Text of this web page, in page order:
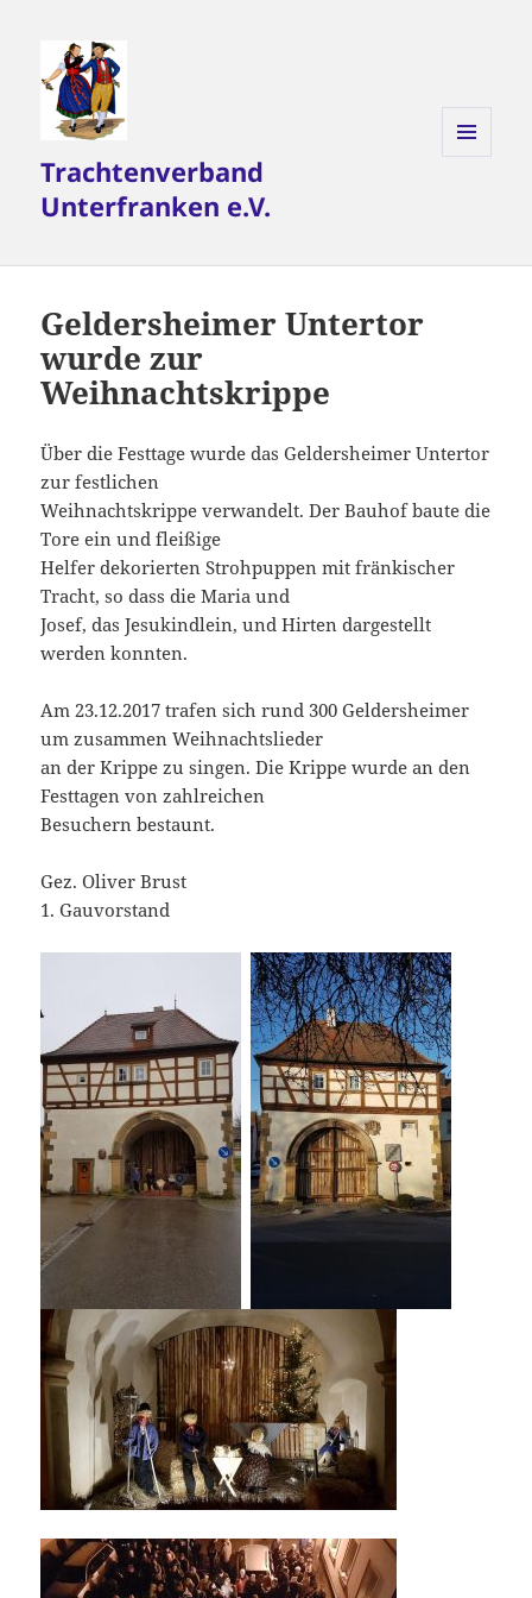
Trachtenverband
Unterfranken e.V.
Geldersheimer Untertor
wurde zur
Weihnachtskrippe
Über die Festtage wurde das Geldersheimer Untertor
zur festlichen
Weihnachtskrippe verwandelt. Der Bauhof baute die
Tore ein und fleißige
Helfer dekorierten Strohpuppen mit fränkischer
Tracht, so dass die Maria und
Josef, das Jesukindlein, und Hirten dargestellt
werden konnten.
Am 23.12.2017 trafen sich rund 300 Geldersheimer
um zusammen Weihnachtslieder
an der Krippe zu singen. Die Krippe wurde an den
Festtagen von zahlreichen
Besuchern bestaunt.
Gez. Oliver Brust
1. Gauvorstand